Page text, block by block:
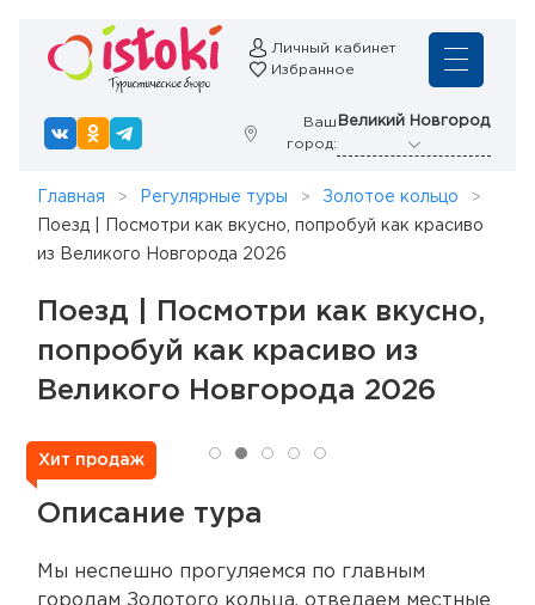
Личный кабинет
Избранное
Ваш
город:
Великий Новгород
Главная Регулярные туры
Золотое кольцо
Поезд | Посмотри как вкусно, попробуй как красиво
из Великого Новгорода 2026
Поезд | Посмотри как вкусно,
попробуй как красиво из
Великого Новгорода 2026
Хит продаж
Описание тура
Мы неспешно прогуляемся по главным
городам Золотого кольца, отведаем местные